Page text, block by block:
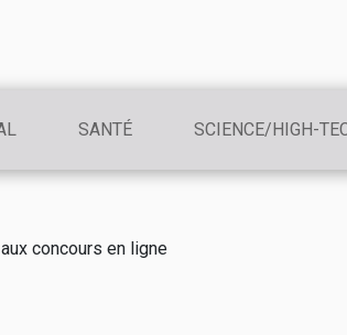
SANTÉ SCIENCE/HIGH-
concours en ligne